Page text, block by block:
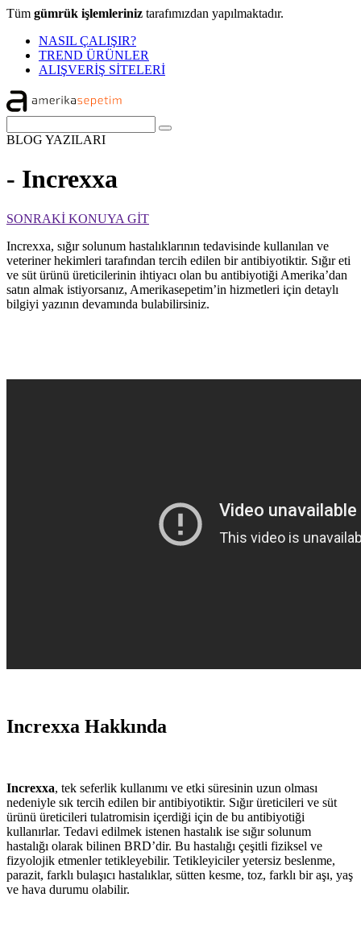
Tüm gümrük işlemleriniz tarafımızdan yapılmaktadır.
NASIL ÇALIŞIR?
TREND ÜRÜNLER
ALIŞVERİŞ SİTELERİ
BLOG YAZILARI
- Increxxa
SONRAKİ KONUYA GİT
Increxxa, sığır solunum hastalıklarının tedavisinde kullanılan ve
veteriner hekimleri tarafından tercih edilen bir antibiyotiktir. Sığır eti
ve süt ürünü üreticilerinin ihtiyacı olan bu antibiyotiği Amerika’dan
satın almak istiyorsanız, Amerikasepetim’in hizmetleri için detaylı
bilgiyi yazının devamında bulabilirsiniz.
Increxxa Hakkında
Increxxa, tek seferlik kullanımı ve etki süresinin uzun olması
nedeniyle sık tercih edilen bir antibiyotiktir. Sığır üreticileri ve süt
ürünü üreticileri tulatromisin içerdiği için de bu antibiyotiği
kullanırlar. Tedavi edilmek istenen hastalık ise sığır solunum
hastalığı olarak bilinen BRD’dir. Bu hastalığı çeşitli fiziksel ve
fizyolojik etmenler tetikleyebilir. Tetikleyiciler yetersiz beslenme,
parazit, farklı bulaşıcı hastalıklar, sütten kesme, toz, farklı bir aşı, yaş
ve hava durumu olabilir.